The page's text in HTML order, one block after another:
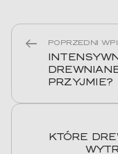
POPRZEDNI
PRZYJMIE?
KTÓRE